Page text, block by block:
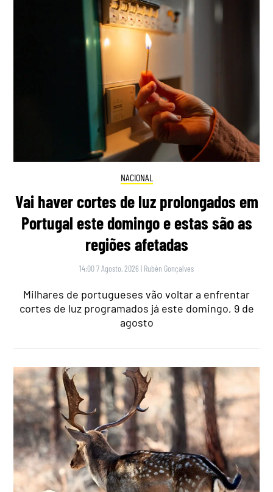
NACIONAL
Vai haver cortes de luz prolongados em
Portugal este domingo e estas são as
regiões afetadas
14:00 7 Agosto, 2026 | Rubén Gonçalves
Milhares de portugueses vão voltar a enfrentar
cortes de luz programados já este domingo, 9 de
agosto